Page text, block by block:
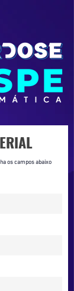
os campos abaixo